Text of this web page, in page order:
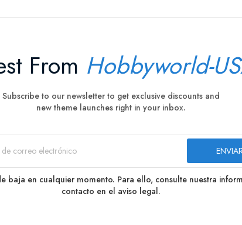
From Hobbyworld-
Subscribe to our newsletter to get exclusive discounts and
new theme launches right in your inbox.
baja en cualquier momento. Para ello, consulte nuestra
contacto en el aviso legal.